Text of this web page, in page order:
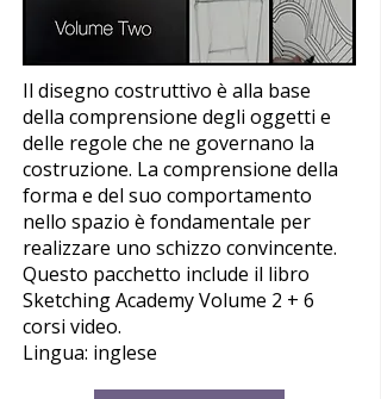
Il disegno costruttivo è alla base
della comprensione degli oggetti e
delle regole che ne governano la
costruzione. La comprensione della
forma e del suo comportamento
nello spazio è fondamentale per
realizzare uno schizzo convincente.
Questo pacchetto include il libro
Sketching Academy Volume 2 + 6
corsi video.
Lingua: inglese